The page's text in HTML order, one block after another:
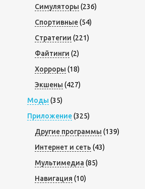
Симуляторы (236)
Спортивные(54)
Стратегии (221)
Файтинги (2)
Хорроры (18)
Экшены (427)
Моды (35)
Приложение(325)
Другие программы (139)
Интернет и сеть (43)
Мультимедиа (85)
Навигация (10)